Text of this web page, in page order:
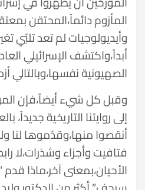
المأزوم دائماً،المحتقن
وأيديولوجيات لم تعد تلبّي
أبداً،واكتشف الإسرائيلي
الصهيونية نفسها،وبالتالي
وقبل كل شيء أيضاً،فإن
إلى روايتنا التاريخية
أنقصوا منها،وقدّموها لنا
فتافيت وأجزاء وشذرات،لا
الأحيان،بمعنى آخر،ماذا